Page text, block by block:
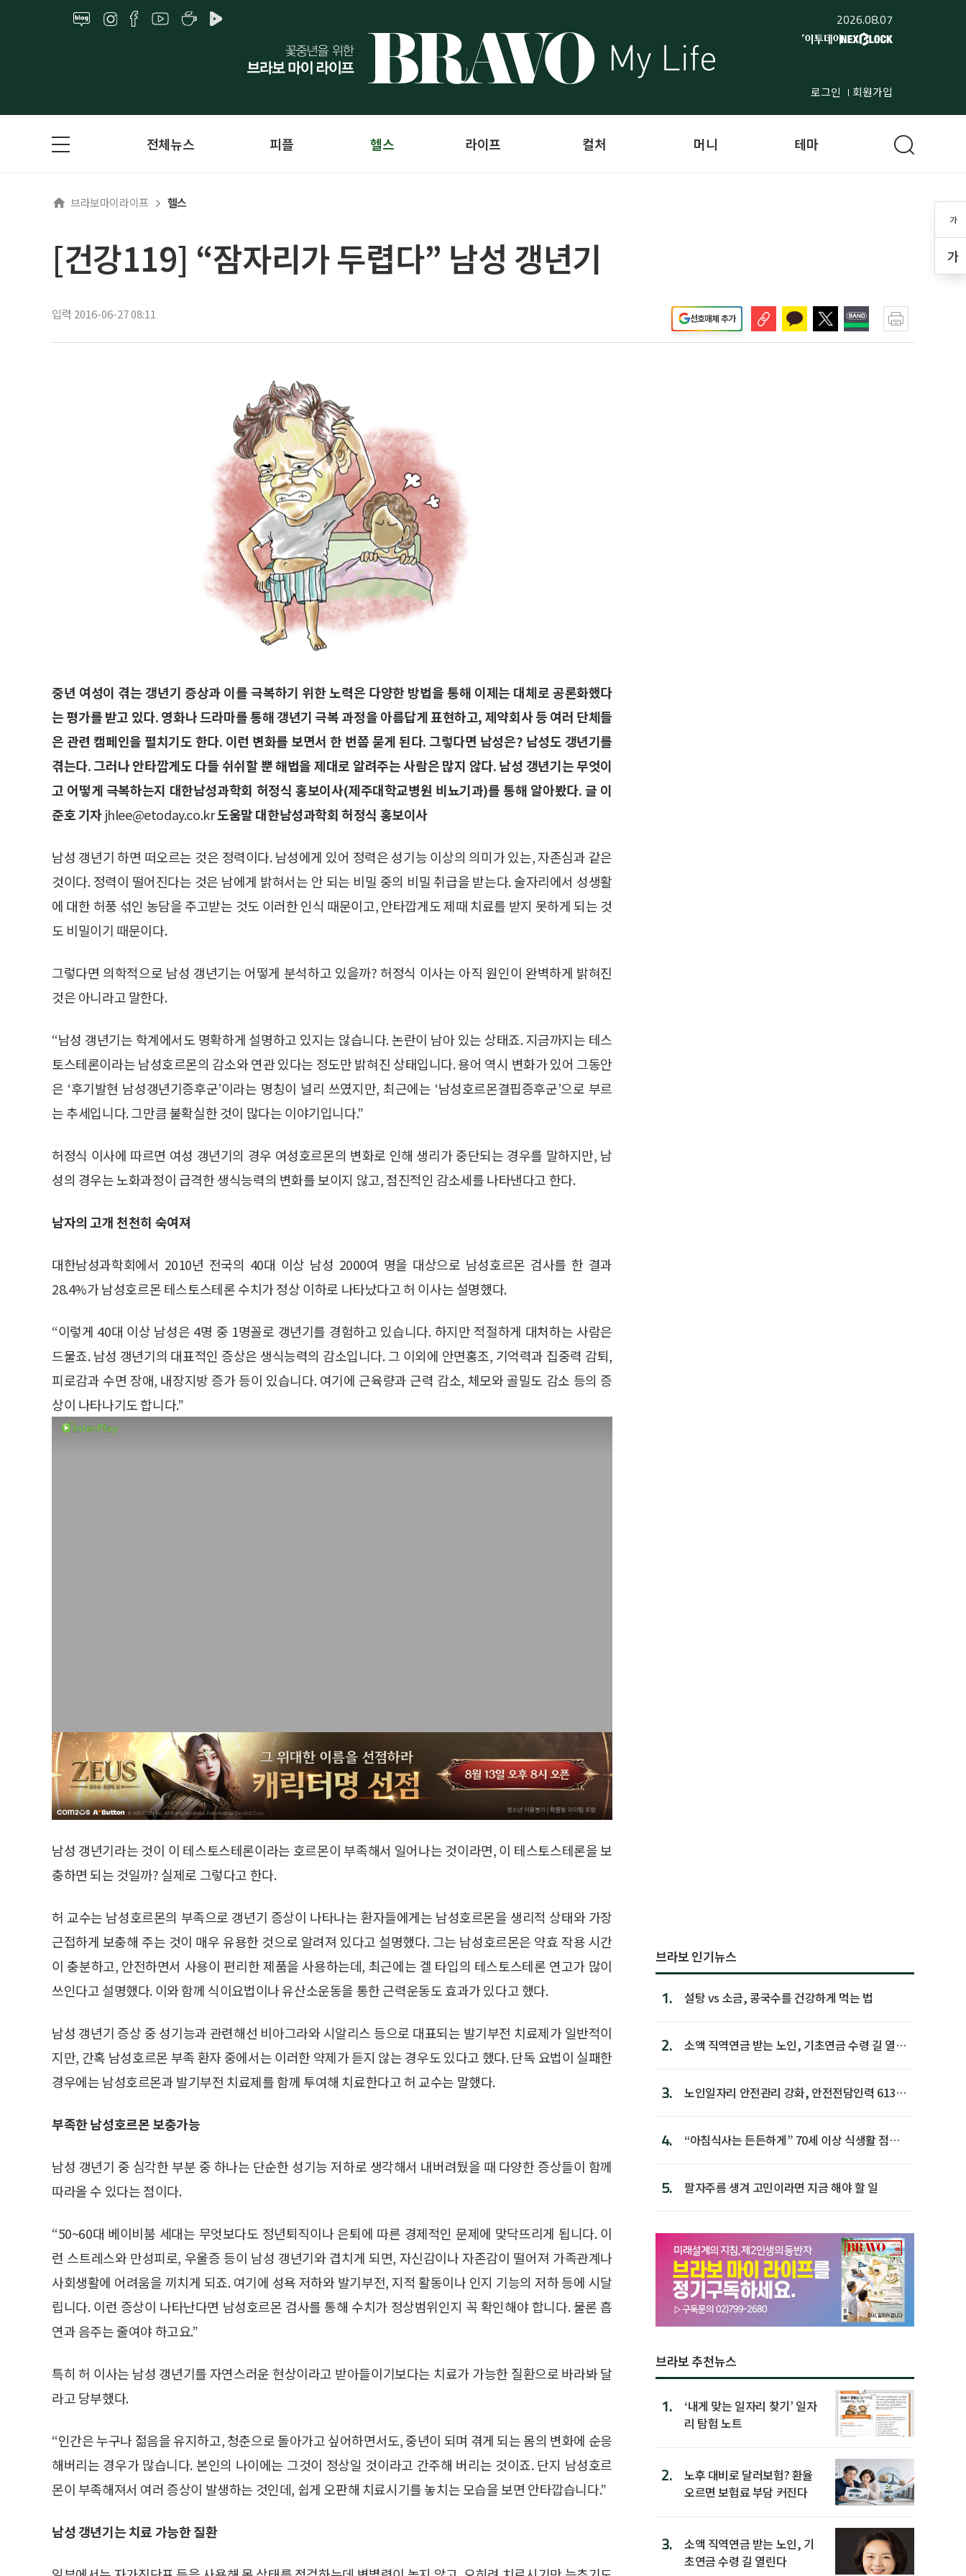
2026.08.07
로그인 회원가입
가
가
전체뉴스 피플 헬스 라이프 컬처 머니 테마
브라보마이라이프 헬스
[건강119] “잠자리가 두렵다” 남성 갱년기
입력 2016-06-27 08:11 선호매체 추가
중년 여성이 겪는 갱년기 증상과 이를 극복하기 위한 노력은 다양한 방법을 통해 이제는 대체로 공론화했다
는 평가를 받고 있다. 영화나 드라마를 통해 갱년기 극복 과정을 아름답게 표현하고, 제약회사 등 여러 단체들
은 관련 캠페인을 펼치기도 한다. 이런 변화를 보면서 한 번쯤 묻게 된다. 그렇다면 남성은? 남성도 갱년기를
겪는다. 그러나 안타깝게도 다들 쉬쉬할 뿐 해법을 제대로 알려주는 사람은 많지 않다. 남성 갱년기는 무엇이
고 어떻게 극복하는지 대한남성과학회 허정식 홍보이사(제주대학교병원 비뇨기과)를 통해 알아봤다. 글 이
준호 기자jhlee@etoday.co.kr도움말 대한남성과학회 허정식 홍보이사
남성 갱년기 하면 떠오르는 것은 정력이다. 남성에게 있어 정력은 성기능 이상의 의미가 있는, 자존심과 같은
것이다. 정력이 떨어진다는 것은 남에게 밝혀서는 안 되는 비밀 중의 비밀 취급을 받는다. 술자리에서 성생활
에 대한 허풍 섞인 농담을 주고받는 것도 이러한 인식 때문이고, 안타깝게도 제때 치료를 받지 못하게 되는 것
도 비밀이기 때문이다.
그렇다면 의학적으로 남성 갱년기는 어떻게 분석하고 있을까? 허정식 이사는 아직 원인이 완벽하게 밝혀진
것은 아니라고 말한다.
“남성 갱년기는 학계에서도 명확하게 설명하고 있지는 않습니다. 논란이 남아 있는 상태죠. 지금까지는 테스
토스테론이라는 남성호르몬의 감소와 연관 있다는 정도만 밝혀진 상태입니다. 용어 역시 변화가 있어 그동안
은 ‘후기발현 남성갱년기증후군’이라는 명칭이 널리 쓰였지만, 최근에는 ‘남성호르몬결핍증후군’으로 부르
는 추세입니다. 그만큼 불확실한 것이 많다는 이야기입니다.”
허정식 이사에 따르면 여성 갱년기의 경우 여성호르몬의 변화로 인해 생리가 중단되는 경우를 말하지만, 남
성의 경우는 노화과정이 급격한 생식능력의 변화를 보이지 않고, 점진적인 감소세를 나타낸다고 한다.
남자의 고개 천천히 숙여져
대한남성과학회에서 2010년 전국의 40대 이상 남성 2000여 명을 대상으로 남성호르몬 검사를 한 결과
28.4%가 남성호르몬 테스토스테론 수치가 정상 이하로 나타났다고 허 이사는 설명했다.
“이렇게 40대 이상 남성은 4명 중 1명꼴로 갱년기를 경험하고 있습니다. 하지만 적절하게 대처하는 사람은
드물죠. 남성 갱년기의 대표적인 증상은 생식능력의 감소입니다. 그 이외에 안면홍조, 기억력과 집중력 감퇴,
피로감과 수면 장애, 내장지방 증가 등이 있습니다. 여기에 근육량과 근력 감소, 체모와 골밀도 감소 등의 증
상이 나타나기도 합니다.”
남성 갱년기라는 것이 이 테스토스테론이라는 호르몬이 부족해서 일어나는 것이라면, 이 테스토스테론을 보
충하면 되는 것일까? 실제로 그렇다고 한다.
허 교수는 남성호르몬의 부족으로 갱년기 증상이 나타나는 환자들에게는 남성호르몬을 생리적 상태와 가장
근접하게 보충해 주는 것이 매우 유용한 것으로 알려져 있다고 설명했다. 그는 남성호르몬은 약효 작용 시간
이 충분하고, 안전하면서 사용이 편리한 제품을 사용하는데, 최근에는 겔 타입의 테스토스테론 연고가 많이
쓰인다고 설명했다. 이와 함께 식이요법이나 유산소운동을 통한 근력운동도 효과가 있다고 했다.
남성 갱년기 증상 중 성기능과 관련해선 비아그라와 시알리스 등으로 대표되는 발기부전 치료제가 일반적이
지만, 간혹 남성호르몬 부족 환자 중에서는 이러한 약제가 듣지 않는 경우도 있다고 했다. 단독 요법이 실패한
경우에는 남성호르몬과 발기부전 치료제를 함께 투여해 치료한다고 허 교수는 말했다.
부족한 남성호르몬 보충가능
남성 갱년기 중 심각한 부분 중 하나는 단순한 성기능 저하로 생각해서 내버려뒀을 때 다양한 증상들이 함께
따라올 수 있다는 점이다.
“50~60대 베이비붐 세대는 무엇보다도 정년퇴직이나 은퇴에 따른 경제적인 문제에 맞닥뜨리게 됩니다. 이
런 스트레스와 만성피로, 우울증 등이 남성 갱년기와 겹치게 되면, 자신감이나 자존감이 떨어져 가족관계나
사회생활에 어려움을 끼치게 되죠. 여기에 성욕 저하와 발기부전, 지적 활동이나 인지 기능의 저하 등에 시달
립니다. 이런 증상이 나타난다면 남성호르몬 검사를 통해 수치가 정상범위인지 꼭 확인해야 합니다. 물론 흡
연과 음주는 줄여야 하고요.”
특히 허 이사는 남성 갱년기를 자연스러운 현상이라고 받아들이기보다는 치료가 가능한 질환으로 바라봐 달
라고 당부했다.
“인간은 누구나 젊음을 유지하고, 청춘으로 돌아가고 싶어하면서도, 중년이 되며 겪게 되는 몸의 변화에 순응
해버리는 경우가 많습니다. 본인의 나이에는 그것이 정상일 것이라고 간주해 버리는 것이죠. 단지 남성호르
몬이 부족해져서 여러 증상이 발생하는 것인데, 쉽게 오판해 치료시기를 놓치는 모습을 보면 안타깝습니다.”
남성 갱년기는 치료 가능한 질환
브라보 인기뉴스
1. 설탕 vs 소금, 콩국수를 건강하게 먹는 법
2.
소액 직역연금 받는 노인, 기초연금 수령 길 열린
3.
노인일자리 안전관리 강화, 안전전담인력 613명
4.
“아침식사는 든든하게” 70세 이상 식생활 점수
5. 팔자주름 생겨 고민이라면 지금 해야 할 일
브라보 추천뉴스
1.
‘내게 맞는 일자리 찾기’ 일자
리 탐험 노트
2.
노후 대비로 달러보험? 환율
오르면 보험료 부담 커진다
3.
소액 직역연금 받는 노인, 기
초연금 수령 길 열린다